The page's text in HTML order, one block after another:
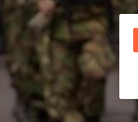
Ga
direct
de
hoofdinhoud